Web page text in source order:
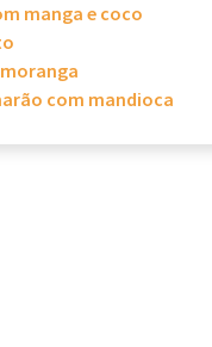
manga e coco
com mandioca